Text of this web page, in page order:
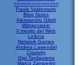
===============
Paolo Valdemarin
Blog Notes
Alessandro Gilioli
Wittgenstein
Il meglio del Web
Leibniz
Network Games
Andrea Lawendel
Criativity
Gigi Tagliapietra
Marco Zamperini